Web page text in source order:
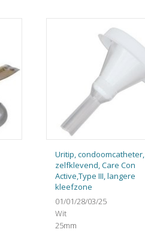
Uritip, condoomcatheter,
zelfklevend, Care Con
Active,Type III, langere
kleefzone
01/01/28/03/25
Wit
25mm